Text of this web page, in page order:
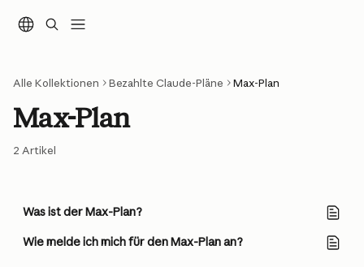
Alle Kollektionen Bezahlte Claude-Pläne Max-Plan
Max-Plan
2 Artikel
Was ist der Max-Plan?
Wie melde ich mich für den Max-Plan an?